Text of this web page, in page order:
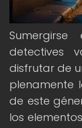
detectives
disfrutar de
plenamente
de este
los